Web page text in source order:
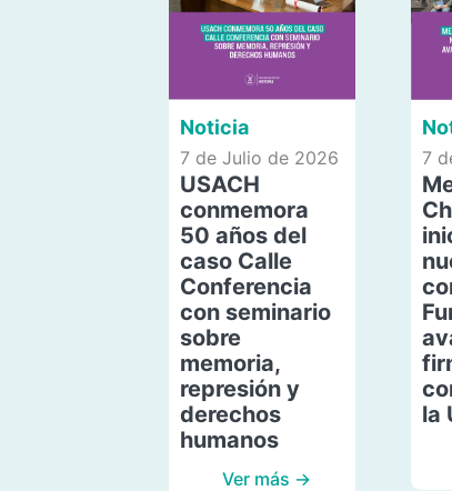
Noticia
7 de Julio de 2026
USACH
conmemora
50 años del
caso Calle
Conferencia
con seminario
sobre
memoria,
represión y
derechos
humanos
Ver más →
7
la